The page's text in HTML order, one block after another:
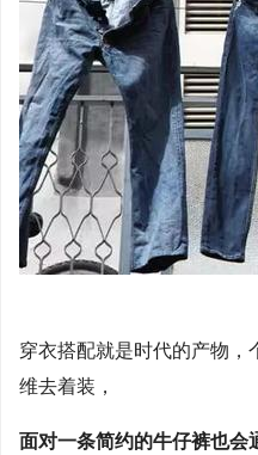
穿衣搭配就是时代的产物
维去着装，
面对一条简约的牛仔裤也